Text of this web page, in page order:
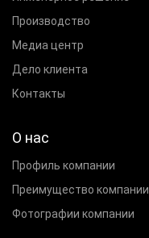
Производство
Медиа центр
Дело клиента
Контакты
О нас
Профиль компании
Преимущество компании
Фотографии компании